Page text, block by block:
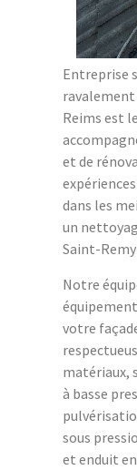
Entreprise
ravalement
Reims est
et de
dans les
un
Saint-
Notre
votre
matériaux,
à basse
sous
et enduit